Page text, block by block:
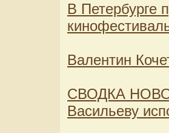
В Петербурге
Валентин
СВОДКА
Васильеву